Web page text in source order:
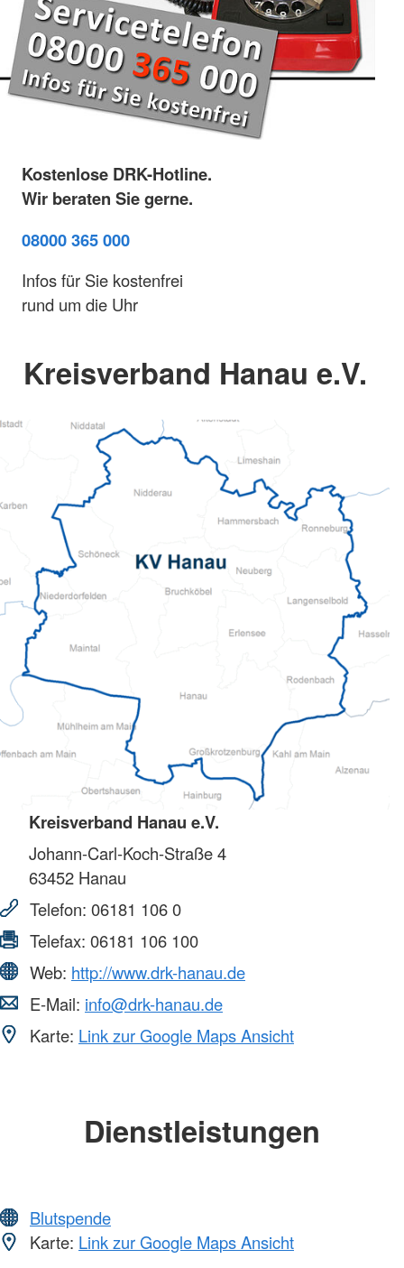
Kostenlose DRK-Hotline.
Wir beraten Sie gerne.
08000 365 000
Infos für Sie kostenfrei
rund um die Uhr
Kreisverband Hanau e.V.
Kreisverband Hanau e.V.
Johann-Carl-Koch-Straße 4
63452 Hanau
Telefon: 06181 106 0
Telefax: 06181 106 100
Web: http://www.drk-hanau.de
E-Mail: info@drk-hanau.de
Karte: Link zur Google Maps Ansicht
Dienstleistungen
Blutspende
Karte: Link zur Google Maps Ansicht